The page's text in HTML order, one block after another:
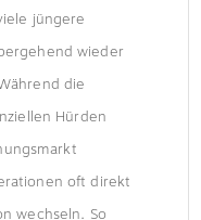
jüngere
wieder
die
Hürden
oft direkt
wechseln. So